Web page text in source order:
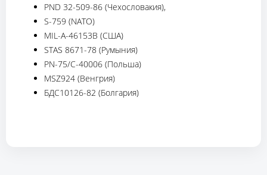
PND 32-509-86 (Чехословакия),
S-759 (NATO)
MIL-A-46153B (США)
STAS 8671-78 (Румыния)
PN-75/C-40006 (Польша)
MSZ924 (Венгрия)
БДС10126-82 (Болгария)